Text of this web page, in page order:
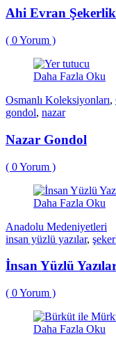
Ahi Evran Şekerlik
( 0Yorum )
Daha Fazla Oku
Osmanlı Koleksiyonları,
gondol, nazar
Nazar Gondol
( 0Yorum )
Daha Fazla Oku
Anadolu Medeniyetleri
insan yüzlü yazılar,
İnsan Yüzlü
( 0Yorum )
Daha Fazla Oku